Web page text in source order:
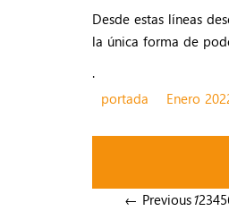
Desde estas líneas
la única forma de
.
portada
Enero
← Previous12345